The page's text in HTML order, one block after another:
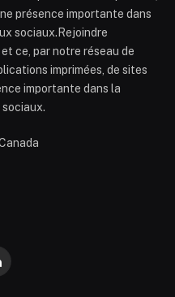
présence importante dans
sociaux.Rejoindre
ce, par notre réseau de
imprimées, de sites
importante dans la